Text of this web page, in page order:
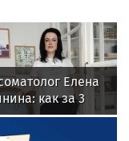
Елена
как за 3
вернуть себе